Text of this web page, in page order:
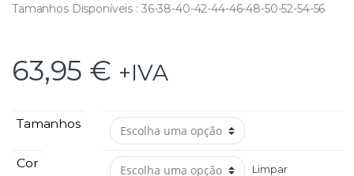
Tamanhos Disponíveis : 36-38-40-42-44-46-48-50-52-54-56
63,95 € +IVA
Tamanhos
Cor Limpar